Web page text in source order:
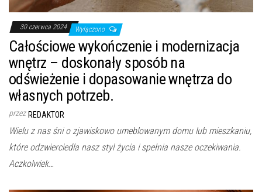
30 czerwca 2024 Wyłączono
Całościowe wykończenie i modernizacja
wnętrz – doskonały sposób na
odświeżenie i dopasowanie wnętrza do
własnych potrzeb.
przez REDAKTOR
Wielu z nas śni o zjawiskowo umeblowanym domu lub mieszkaniu,
które odzwierciedla nasz styl życia i spełnia nasze oczekiwania.
Aczkolwiek…